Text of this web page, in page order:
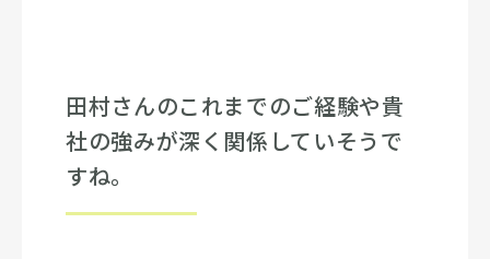
田村さんのこれまでのご経験や貴
社の強みが深く関係していそうで
すね。